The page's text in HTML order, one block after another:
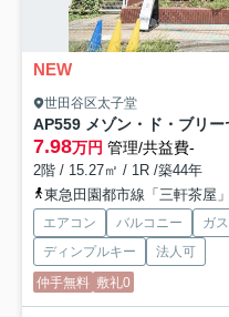
NEW
世田谷区太子堂
AP559 メゾン・ド・ブリー
7.98万円 管理/共益費-
2階 / 15.27㎡ / 1R /築44年
東急田園都市線「三軒茶屋
エアコン バルコニー ガ
ディンプルキー
法人可
仲手無料 敷礼0